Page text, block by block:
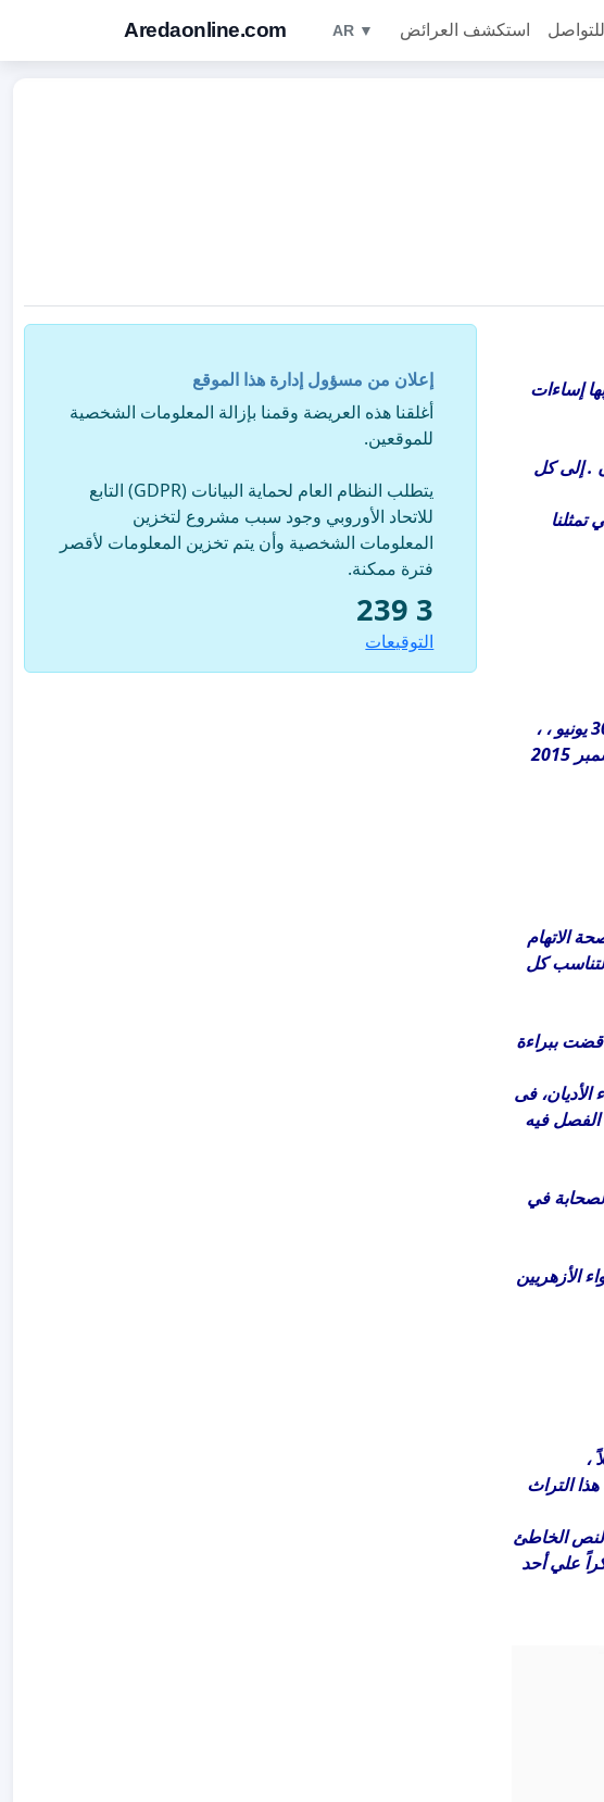
Aredaonline.com AR ▼ استكشف العرائض
إساءات
. إلى كل
الاتهام
لتناسب كل
ببراءة
فى
الفصل فيه
في
الأزهريين
،
التراث
الخاطئ
علي أحد
إعلان من مسؤول إدارة هذا الموقع
أغلقنا هذه العريضة وقمنا بإزالة المعلومات الشخصية
للموقعين.
يتطلب النظام العام لحماية البيانات (GDPR) التابع
للاتحاد الأوروبي وجود سبب مشروع لتخزين
المعلومات الشخصية وأن يتم تخزين المعلومات لأقصر
فترة ممكنة.
3 239
التوقيعات